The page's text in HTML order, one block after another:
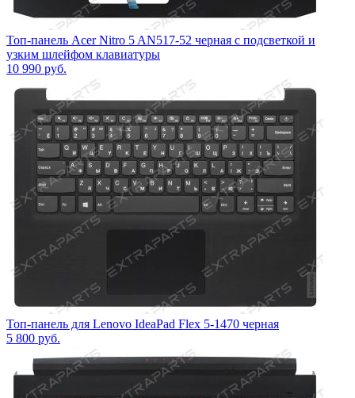
Топ-панель Acer Nitro 5 AN517-52 черная с подсветкой и
узким шлейфом клавиатуры
10 990 руб.
Топ-панель для Lenovo IdeaPad Flex 5-1470 черная
5 800 руб.